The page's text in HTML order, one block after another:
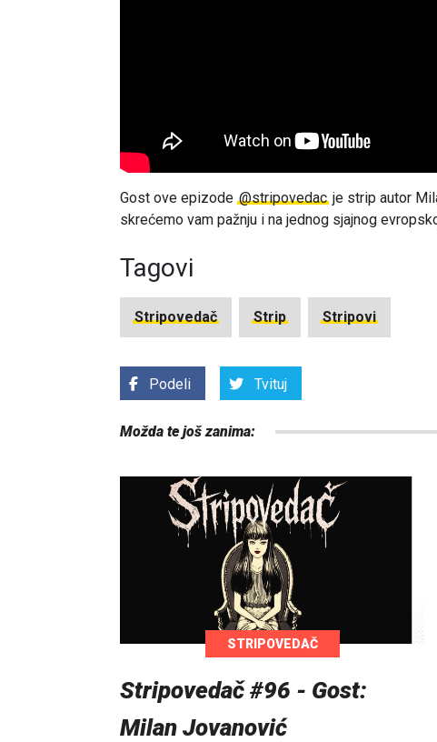
Gost ove epizode ‪@stripovedac‬ je strip autor
skrećemo vam pažnju i na jednog sjajnog
Tagovi
Stripovedač Strip Stripovi
Podeli Tvituj
Možda te još zanima:
STRIPOVEDAČ
Stripovedač #96 - Gost:
Milan Jovanović